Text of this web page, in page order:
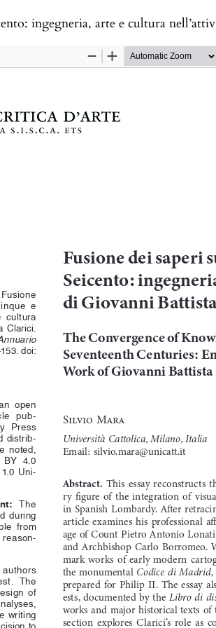
Battista Clarici | The Convergence of Knowledge at the Turn of the Sixteenth